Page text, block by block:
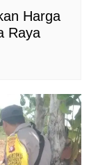
Harga
Raya